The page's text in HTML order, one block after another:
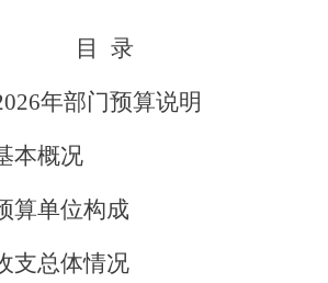
目 录
年部门预算说明
本概况
算单位构成
支总体情况